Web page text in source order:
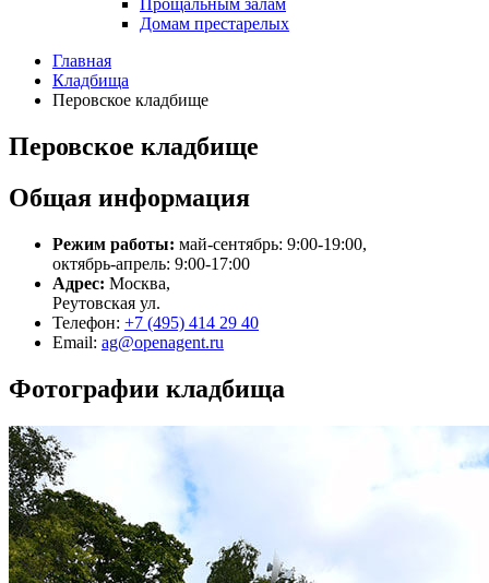
Прощальным залам
Домам престарелых
Главная
Кладбища
Перовское кладбище
Перовское кладбище
Общая информация
Режим работы: май-сентябрь: 9:00-19:00,
октябрь-апрель: 9:00-17:00
Адрес: Москва,
Реутовская ул.
Телефон: +7 (495) 414 29 40
Email: ag@openagent.ru
Фотографии кладбища